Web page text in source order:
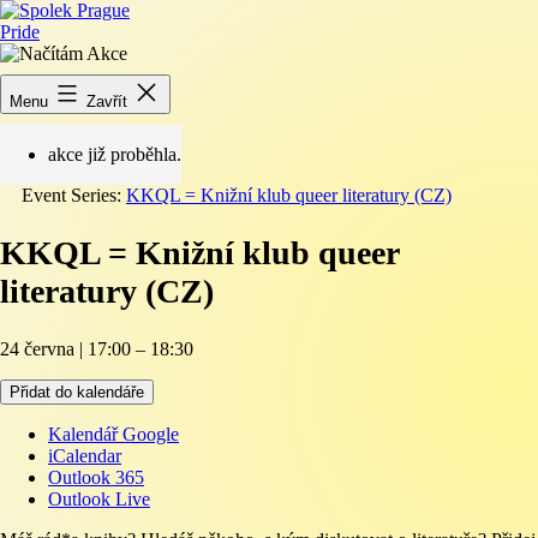
Přejít
k
obsahu
Spolek
Prague
Pride
Menu Zavřít
« Všechny Akce
akce již proběhla.
Event Series: KKQL = Knižní klub queer literatury (CZ)
KKQL = Knižní klub queer
literatury (CZ)
24 června 17:00 – 18:30
Přidat do kalendáře
Kalendář Google
iCalendar
Outlook 365
Outlook Live